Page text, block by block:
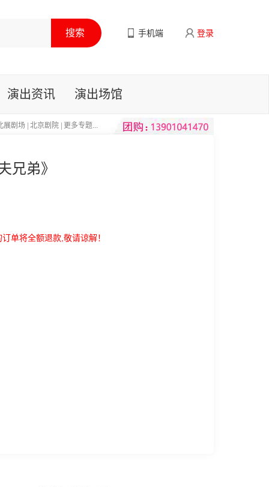
手机端 登录
演出资讯 演出场馆
展剧场 北京剧院 更多专题...
兄弟》
单将全额退款,敬请谅解！